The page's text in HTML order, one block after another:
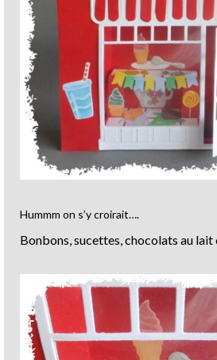
Hummm on s’y croirait….
Bonbons, sucettes, chocolats au lait